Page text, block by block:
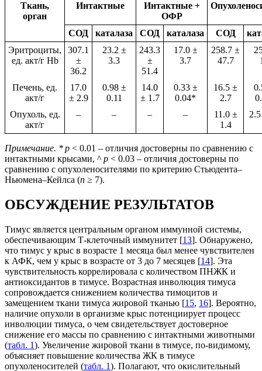
Ткань,
орган
Интактные
Интактные +
ОФР
СОД каталаза СОД каталаза СОД
Эритроциты,
ед. акт/г Hb
307.1
±
36.2
23.2 ±
3.3
243.3
±
51.4
17.0 ±
3.7
258.7 ±
47.7
Печень, ед.
акт/г
17.0
± 2.9
0.98 ±
0.11
14.0
± 1.7
0.33 ±
0.04*
16.5 ±
2.7
Опухоль, ед.
акт/г
– – – –
11.0 ±
1.4
Примечание. *p < 0.01 – отличия достоверны по сравнению с
интактными крысами, ^p < 0.03 – отличия достоверны по
сравнению с опухоленосителями по критерию Стьюдента–
Ньюмена–Кейлса (n ≥ 7).
ОБСУЖДЕНИЕ РЕЗУЛЬТАТОВ
Тимус является центральным органом иммунной системы,
обеспечивающим Т-клеточный иммунитет [13]. Обнаружено,
что тимус у крыс в возрасте 1 месяца был менее чувствителен
к АФК, чем у крыс в возрасте от 3 до 7 месяцев [14]. Эта
чувствительность коррелировала с количеством ПНЖК и
антиоксидантов в тимусе. Возрастная инволюция тимуса
сопровождается снижением количества тимоцитов и
замещением ткани тимуса жировой тканью [15, 16]. Вероятно,
наличие опухоли в организме крыс потенциирует процесс
инволюции тимуса, о чем свидетельствует достоверное
снижение его массы по сравнению с интактными животными
(табл. 1). Увеличение жировой ткани в тимусе, по-видимому,
объясняет повышение количества ЖК в тимусе
опухоленосителей (табл. 1). Полагают, что окислительный